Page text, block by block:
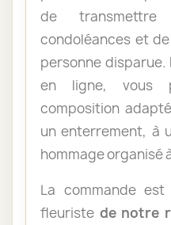
de
condoléances et
personne
en ligne, vous
composition
un enterrement, à
hommage organisé à
La commande
fleuriste de notre